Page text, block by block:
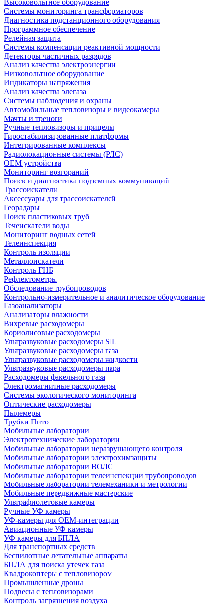
Высоковольтное оборудование
Системы мониторинга трансформаторов
Диагностика подстанционного оборудования
Программное обеспечение
Релейная защита
Системы компенсации реактивной мощности
Детекторы частичных разрядов
Анализ качества электроэнергии
Низковольтное оборудование
Индикаторы напряжения
Анализ качества элегаза
Системы наблюдения и охраны
Автомобильные тепловизоры и видеокамеры
Мачты и треноги
Ручные тепловизоры и прицелы
Гиростабилизированные платформы
Интегрированные комплексы
Радиолокационные системы (РЛС)
OEM устройства
Мониторинг возгораний
Поиск и диагностика подземных коммуникаций
Трассоискатели
Аксессуары для трассоискателей
Георадары
Поиск пластиковых труб
Течеискатели воды
Мониторинг водных сетей
Телеинспекция
Контроль изоляции
Металлоискатели
Контроль ГНБ
Рефлектометры
Обследование трубопроводов
Контрольно-измерительное и аналитическое оборудование
Газоанализаторы
Анализаторы влажности
Вихревые расходомеры
Кориолисовые расходомеры
Ультразвуковые расходомеры SIL
Ультразвуковые расходомеры газа
Ультразвуковые расходомеры жидкости
Ультразвуковые расходомеры пара
Расходомеры факельного газа
Электромагнитные расходомеры
Системы экологического мониторинга
Оптические расходомеры
Пылемеры
Трубки Пито
Мобильные лаборатории
Электротехнические лаборатории
Мобильные лаборатории неразрушающего контроля
Мобильные лаборатории электрохимзащиты
Мобильные лаборатории ВОЛС
Мобильные лаборатории телеинспекции трубопроводов
Мобильные лаборатории телемеханики и метрологии
Мобильные передвижные мастерские
Ультрафиолетовые камеры
Ручные УФ камеры
УФ-камеры для OEM-интеграции
Авиационные УФ камеры
УФ камеры для БПЛА
Для транспортных средств
Беспилотные летательные аппараты
БПЛА для поиска утечек газа
Квадрокоптеры с тепловизором
Промышленные дроны
Подвесы с тепловизорами
Контроль загрязнения воздуха